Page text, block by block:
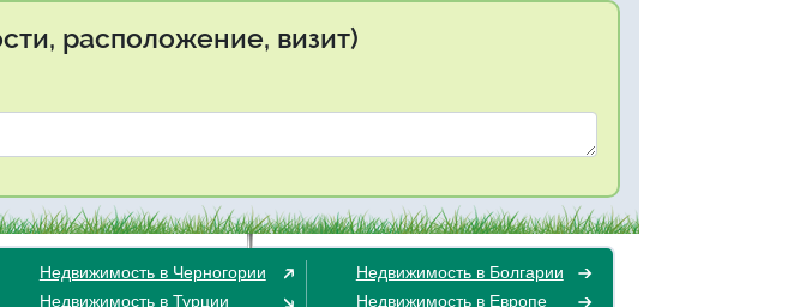
расположение, визит)
Недвижимость в Черногории
Недвижимость в Турции
Недвижимость в Болгарии
Недвижимость в Европе